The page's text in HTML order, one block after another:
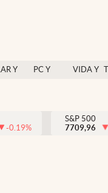
Y
PC Y
VIDA Y
México
-0.19%
S&P 500
7709,96